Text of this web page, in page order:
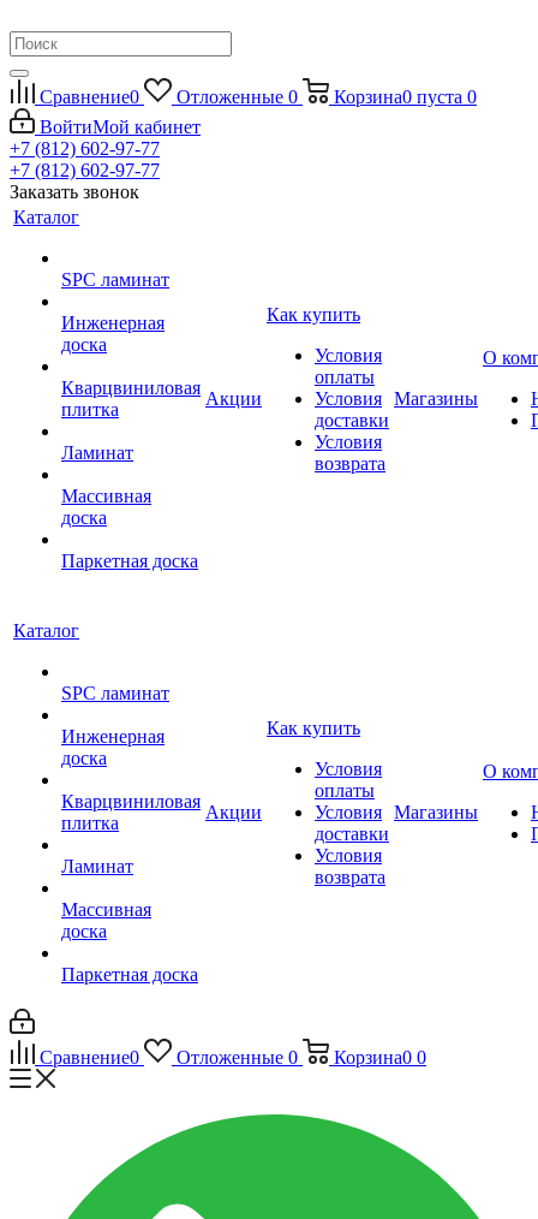
Сравнение0 Отложенные 0 Корзина0 пуста 0
ВойтиМой кабинет
+7 (812) 602-97-77
+7 (812) 602-97-77
Заказать звонок
Каталог
SPC ламинат
Инженерная
доска
Кварцвиниловая
плитка
Ламинат
Массивная
доска
Паркетная доска
Акции
Как купить
Условия
оплаты
Условия
доставки
Условия
возврата
Магазины
О
Каталог
SPC ламинат
Инженерная
доска
Кварцвиниловая
плитка
Ламинат
Массивная
доска
Паркетная доска
Акции
Как купить
Условия
оплаты
Условия
доставки
Условия
возврата
Магазины
О
Сравнение0 Отложенные 0 Корзина0 0